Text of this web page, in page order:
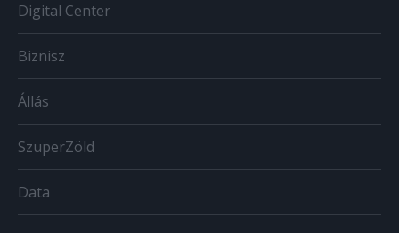
Digital Center
Biznisz
Állás
SzuperZöld
Data